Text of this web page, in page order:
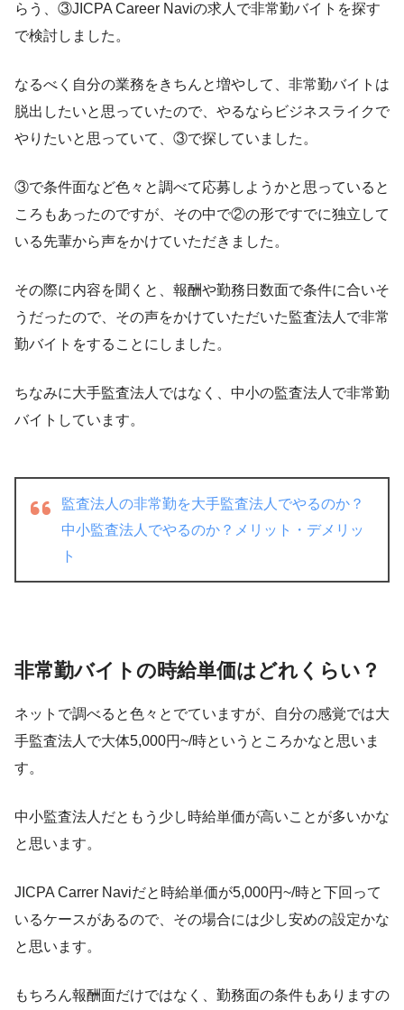
らう、③JICPA Career Naviの求人で非常勤バイトを探す
で検討しました。
なるべく自分の業務をきちんと増やして、非常勤バイトは
脱出したいと思っていたので、やるならビジネスライクで
やりたいと思っていて、③で探していました。
③で条件面など色々と調べて応募しようかと思っていると
ころもあったのですが、その中で②の形ですでに独立して
いる先輩から声をかけていただきました。
その際に内容を聞くと、報酬や勤務日数面で条件に合いそ
うだったので、その声をかけていただいた監査法人で非常
勤バイトをすることにしました。
ちなみに大手監査法人ではなく、中小の監査法人で非常勤
バイトしています。
監査法人の非常勤を大手監査法人でやるのか？
中小監査法人でやるのか？メリット・デメリッ
ト
非常勤バイトの時給単価はどれくらい？
ネットで調べると色々とでていますが、自分の感覚では大
手監査法人で大体5,000円~/時というところかなと思いま
す。
中小監査法人だともう少し時給単価が高いことが多いかな
と思います。
JICPA Carrer Naviだと時給単価が5,000円~/時と下回って
いるケースがあるので、その場合には少し安めの設定かな
と思います。
もちろん報酬面だけではなく、勤務面の条件もありますの